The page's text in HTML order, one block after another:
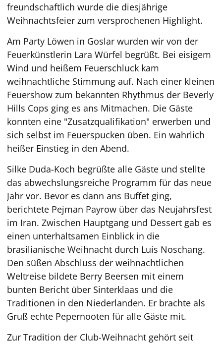
freundschaftlich wurde die diesjährige
Weihnachtsfeier zum versprochenen Highlight.
Am Party Löwen in Goslar wurden wir von der
Feuerkünstlerin Lara Würfel begrüßt. Bei eisigem
Wind und heißem Feuerschluck kam
weihnachtliche Stimmung auf. Nach einer kleinen
Feuershow zum bekannten Rhythmus der Beverly
Hills Cops ging es ans Mitmachen. Die Gäste
konnten eine "Zusatzqualifikation" erwerben und
sich selbst im Feuerspucken üben. Ein wahrlich
heißer Einstieg in den Abend.
Silke Duda-Koch begrüßte alle Gäste und stellte
das abwechslungsreiche Programm für das neue
Jahr vor. Bevor es dann ans Buffet ging,
berichtete Pejman Payrow über das Neujahrsfest
im Iran. Zwischen Hauptgang und Dessert gab es
einen unterhaltsamen Einblick in die
brasilianische Weihnacht durch Luis Noschang.
Den süßen Abschluss der weihnachtlichen
Weltreise bildete Berry Beersen mit einem
bunten Bericht über Sinterklaas und die
Traditionen in den Niederlanden. Er brachte als
Gruß echte Pepernooten für alle Gäste mit.
Zur Tradition der Club-Weihnacht gehört seit